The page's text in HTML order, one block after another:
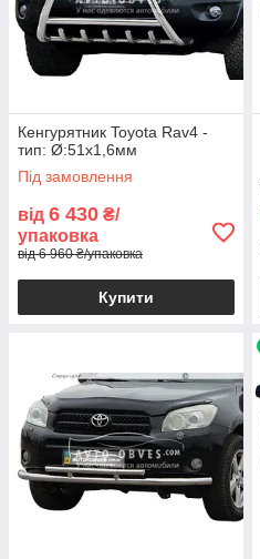
Кенгурятник Toyota Rav4 -
тип: Ø:51х1,6мм
Під замовлення
від 6 430 ₴/
упаковка
від 6 960 ₴/упаковка
Купити